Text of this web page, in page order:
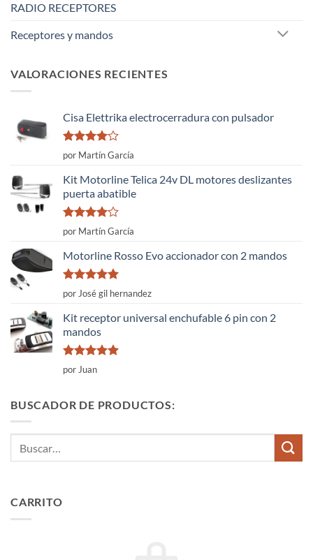
RADIO RECEPTORES
Receptores y mandos
VALORACIONES RECIENTES
Cisa Elettrika electrocerradura con pulsador
Valorado
con
5
por Martín García
Kit Motorline Telica 24v DL motores deslizantes
puerta abatible
Valorado
con
5
por Martín García
Motorline Rosso Evo accionador con 2 mandos
Valorado
con
de 5
por José gil hernandez
Kit receptor universal enchufable 6 pin con 2
mandos
Valorado
con
por Juan
BUSCADOR DE PRODUCTOS:
CARRITO